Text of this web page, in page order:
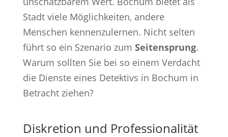
Stadt viele Möglichkeiten, andere
Menschen kennenzulernen. Nicht selten
führt so ein Szenario zum Seitensprung.
Warum sollten Sie bei so einem Verdacht
die Dienste eines Detektivs in Bochum in
Betracht ziehen?
Diskretion und Professionalität